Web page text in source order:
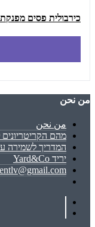
כירבולית פסים
ﻣﻦ ﻧﺤﻦ
ﻣﻦ ﻧﺤﻦ
מהם
המדריך לשמירה
יריד Yard&Co